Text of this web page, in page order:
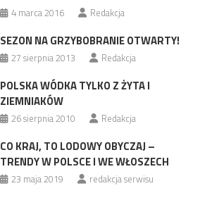
4 marca 2016 Redakcja
SEZON NA GRZYBOBRANIE OTWARTY!
27 sierpnia 2013 Redakcja
POLSKA WÓDKA TYLKO Z ŻYTA I
ZIEMNIAKÓW
26 sierpnia 2010 Redakcja
CO KRAJ, TO LODOWY OBYCZAJ –
TRENDY W POLSCE I WE WŁOSZECH
23 maja 2019 redakcja serwisu